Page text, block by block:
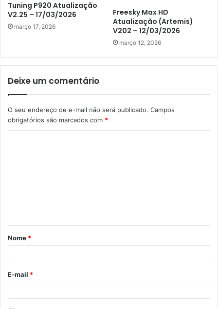
Tuning P920 Atualização
V2.25 – 17/03/2026
março 17, 2026
Freesky Max HD
Atualização (Artemis)
V202 – 12/03/2026
março 12, 2026
Deixe um comentário
O seu endereço de e-mail não será publicado. Campos
obrigatórios são marcados com *
á
r
*
Nome *
E-mail *